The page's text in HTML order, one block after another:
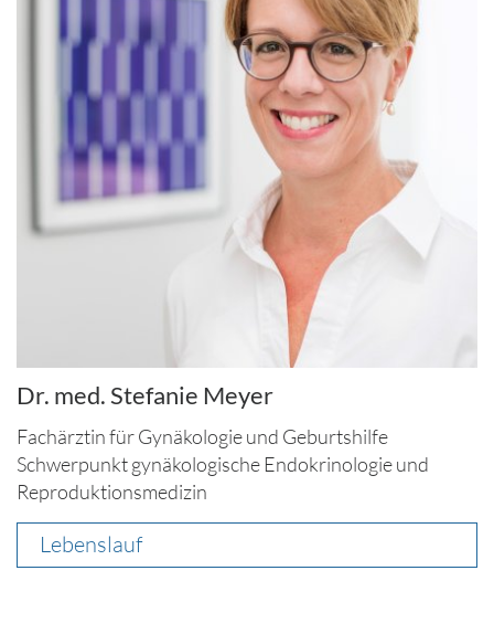
Dr. med. Stefanie Meyer
Fachärztin für Gynäkologie und Geburtshilfe
Schwerpunkt gynäkologische Endokrinologie und
Reproduktionsmedizin
Lebenslauf